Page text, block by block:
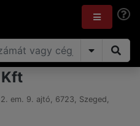
em. 9. ajtó, 6723, Szeged,